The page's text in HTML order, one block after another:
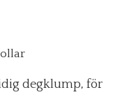
degklump, för